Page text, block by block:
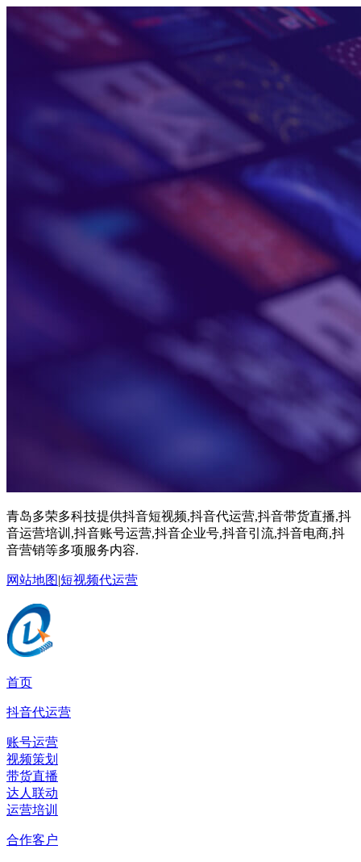
青岛多荣多科技提供抖音短视频,抖音代运营,抖音带货直播,抖
音运营培训,抖音账号运营,抖音企业号,抖音引流,抖音电商,抖
音营销等多项服务内容.
网站地图|短视频代运营
首页
抖音代运营
账号运营
视频策划
带货直播
达人联动
运营培训
合作客户